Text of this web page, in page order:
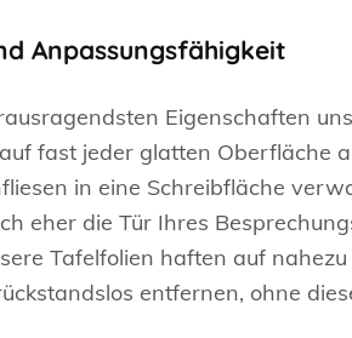
Anpassungsfähigkeit
Eigenschaften
fast jeder glatten Oberfläche
in eine Schreibfläche
eher die Tür Ihres
Tafelfolien haften auf
entfernen, ohne